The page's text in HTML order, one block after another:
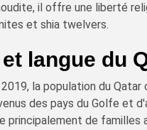
il offre une liberté
et shia twelvers.
langue du
la population du
des pays du Golfe et
principalement de familles